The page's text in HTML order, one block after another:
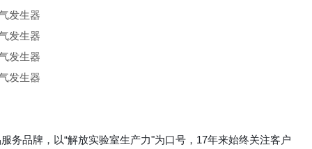
务品牌，以“解放实验室生产力"为口号，17年来始终关注客户